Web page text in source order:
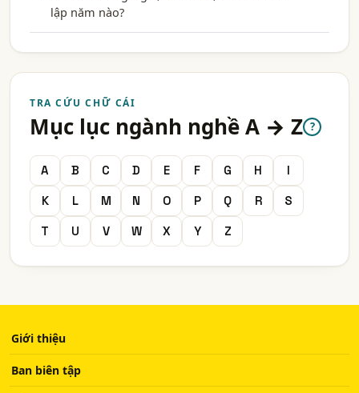
lập năm nào?
TRA CỨU CHỮ CÁI
Mục lục ngành nghề A → Z ?
A B C D E F G H
I
K
L M N O P Q R
S
T
U V W X Y Z
Giới thiệu
Ban biên tập